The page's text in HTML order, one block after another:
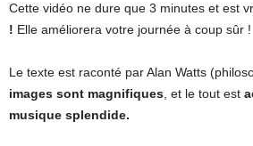
Cette vidéo ne dure que 3 minutes et est
! Elle améliorera votre journée à coup sûr !
Le texte est raconté par Alan Watts
images sont magnifiques , et le tout est
musique splendide.